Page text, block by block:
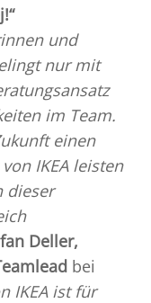
und
nur mit
im Team.
einen
IKEA leisten
dieser
Deller,
bei
IKEA ist für